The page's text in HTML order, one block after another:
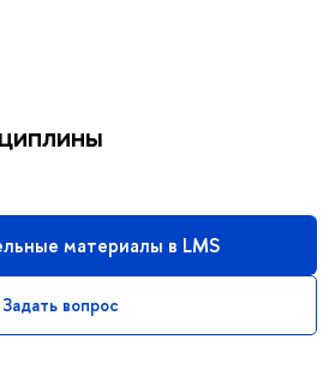
материалы в LMS
Задать вопрос